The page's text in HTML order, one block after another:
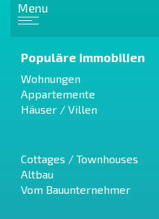
Menu
Populäre Immobilien
Wohnungen
Appartemente
Häuser / Villen
Cottages / Townhouses
Altbau
Vom Bauunternehmer